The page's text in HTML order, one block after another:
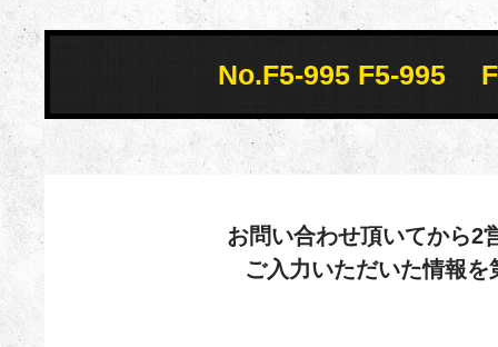
No.F5-995 F5-995
お問い合わせ頂いてから2
ご入力いただいた情報